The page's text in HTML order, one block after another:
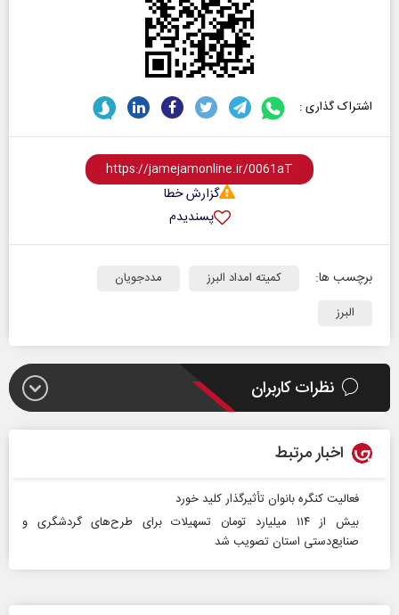
اشتراک گذاری :
گزارش خطا
پسندیدم
برچسب ها: کمیته امداد البرز
مددجویان
البرز
نظرات کاربران
اخبار مرتبط
فعالیت کنگره بانوان تأثیرگذار کلید خورد
بیش از ۱۱۴ میلیارد تومان تسهیلات برای طرح‌های گردشگری و
صنایع‌دستی استان تصویب شد